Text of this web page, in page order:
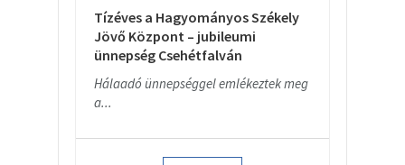
Tízéves a Hagyományos Székely
Jövő Központ – jubileumi
ünnepség Csehétfalván
Hálaadó ünnepséggel emlékeztek meg
a...